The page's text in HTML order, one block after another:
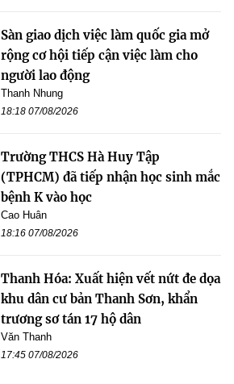
Sàn giao dịch việc làm quốc gia mở
rộng cơ hội tiếp cận việc làm cho
người lao động
Thanh Nhung
18:18 07/08/2026
Trường THCS Hà Huy Tập
(TPHCM) đã tiếp nhận học sinh mắc
bệnh K vào học
Cao Huân
18:16 07/08/2026
Thanh Hóa: Xuất hiện vết nứt đe dọa
khu dân cư bản Thanh Sơn, khẩn
trương sơ tán 17 hộ dân
Văn Thanh
17:45 07/08/2026